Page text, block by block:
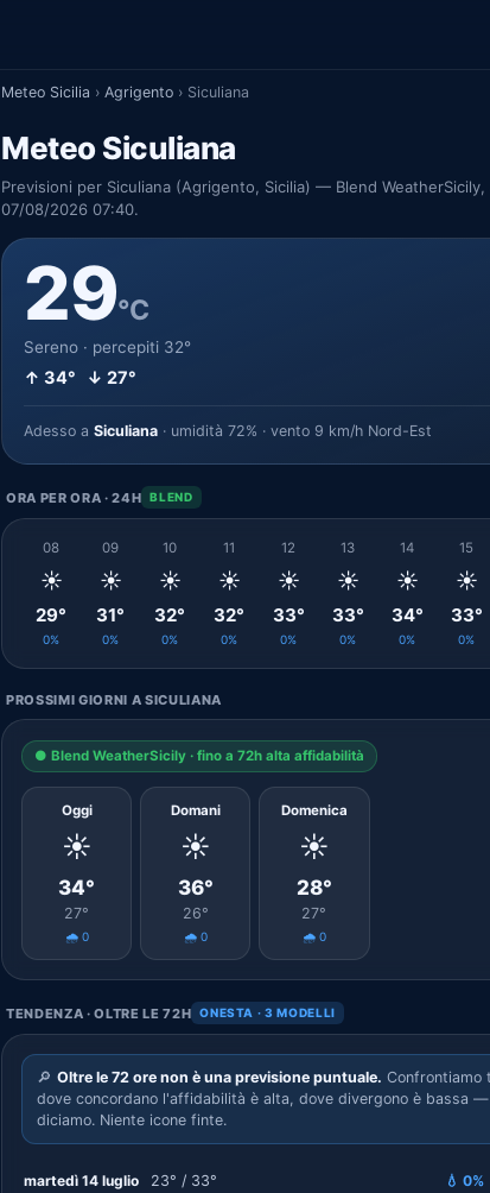
Meteo Sicilia › Agrigento › Siculiana
Meteo Siculiana
Previsioni per Siculiana (Agrigento, Sicilia) — Blend WeatherSicily,
07/08/2026 07:40.
29°C
Sereno · percepiti 32°
↑ 34° ↓ 27°
Adesso a Siculiana · umidità 72% · vento 9 km/h Nord-Est
ORA PER ORA · 24H BLEND
08
☀️
29°
0%
09
☀️
31°
0%
10
☀️
32°
0%
11
☀️
32°
0%
12
☀️
33°
0%
13
☀️
33°
0%
14
☀️
34°
0%
15
☀️
33°
0%
PROSSIMI GIORNI A SICULIANA
● Blend WeatherSicily · fino a 72h alta affidabilità
Oggi
☀️
34°
27°
🌧️ 0
Domani
☀️
36°
26°
🌧️ 0
Domenica
☀️
28°
27°
🌧️ 0
TENDENZA · OLTRE LE 72H ONESTA · 3 MODELLI
🔎 Oltre le 72 ore non è una previsione puntuale. Confrontiamo
dove concordano l'affidabilità è alta, dove divergono è bassa
diciamo. Niente icone finte.
martedì 14 luglio 23° / 33° 💧 0%